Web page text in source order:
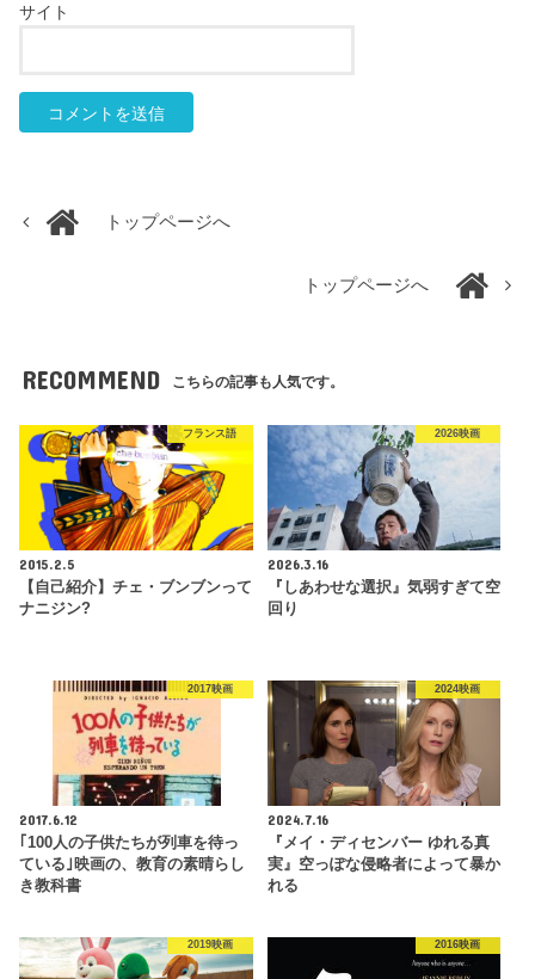
サイト
トップページへ
トップページへ
RECOMMEND こちらの記事も人気です。
フランス語
2015.2.5
【自己紹介】チェ・ブンブンって
ナニジン?
2026映画
2026.3.16
『しあわせな選択』気弱すぎて空
回り
2017映画
2017.6.12
｢100人の子供たちが列車を待っ
ている｣映画の、教育の素晴らし
き教科書
2024映画
2024.7.16
『メイ・ディセンバー ゆれる真
実』空っぽな侵略者によって暴か
れる
2019映画 2016映画